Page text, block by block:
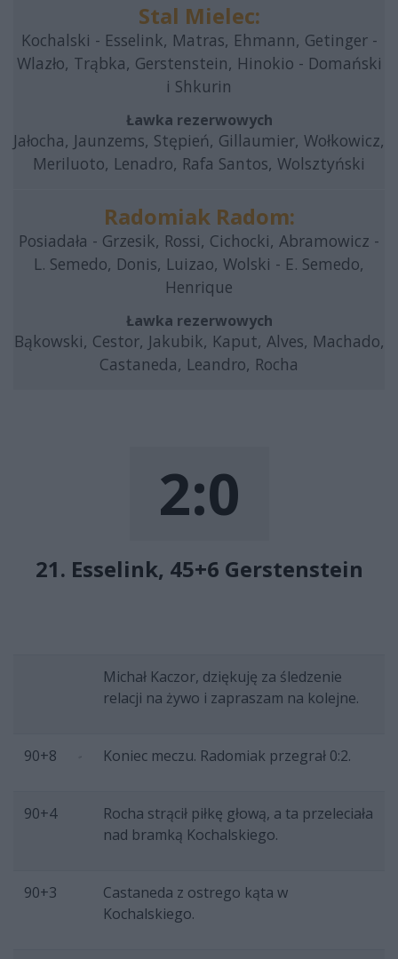
Stal Mielec:
Kochalski - Esselink, Matras, Ehmann, Getinger -
Wlazło, Trąbka, Gerstenstein, Hinokio - Domański
i Shkurin
Ławka rezerwowych
Jałocha, Jaunzems, Stępień, Gillaumier, Wołkowicz,
Meriluoto, Lenadro, Rafa Santos, Wolsztyński
Radomiak Radom:
Posiadała - Grzesik, Rossi, Cichocki, Abramowicz -
L. Semedo, Donis, Luizao, Wolski - E. Semedo,
Henrique
Ławka rezerwowych
Bąkowski, Cestor, Jakubik, Kaput, Alves, Machado,
Castaneda, Leandro, Rocha
2:0
21. Esselink, 45+6 Gerstenstein
Michał Kaczor, dziękuję za śledzenie
relacji na żywo i zapraszam na kolejne.
90+8 Koniec meczu. Radomiak przegrał 0:2.
90+4
Rocha strącił piłkę głową, a ta przeleciała
nad bramką Kochalskiego.
90+3
Castaneda z ostrego kąta w
Kochalskiego.